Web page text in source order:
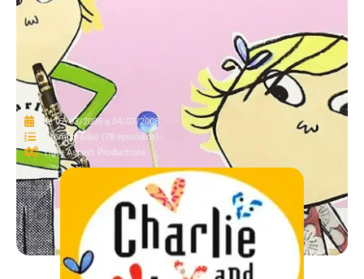
de 07/03/2005 a 04/07/2008.
3 temporadas (78 episódios).
Tiger Aspect Productions.